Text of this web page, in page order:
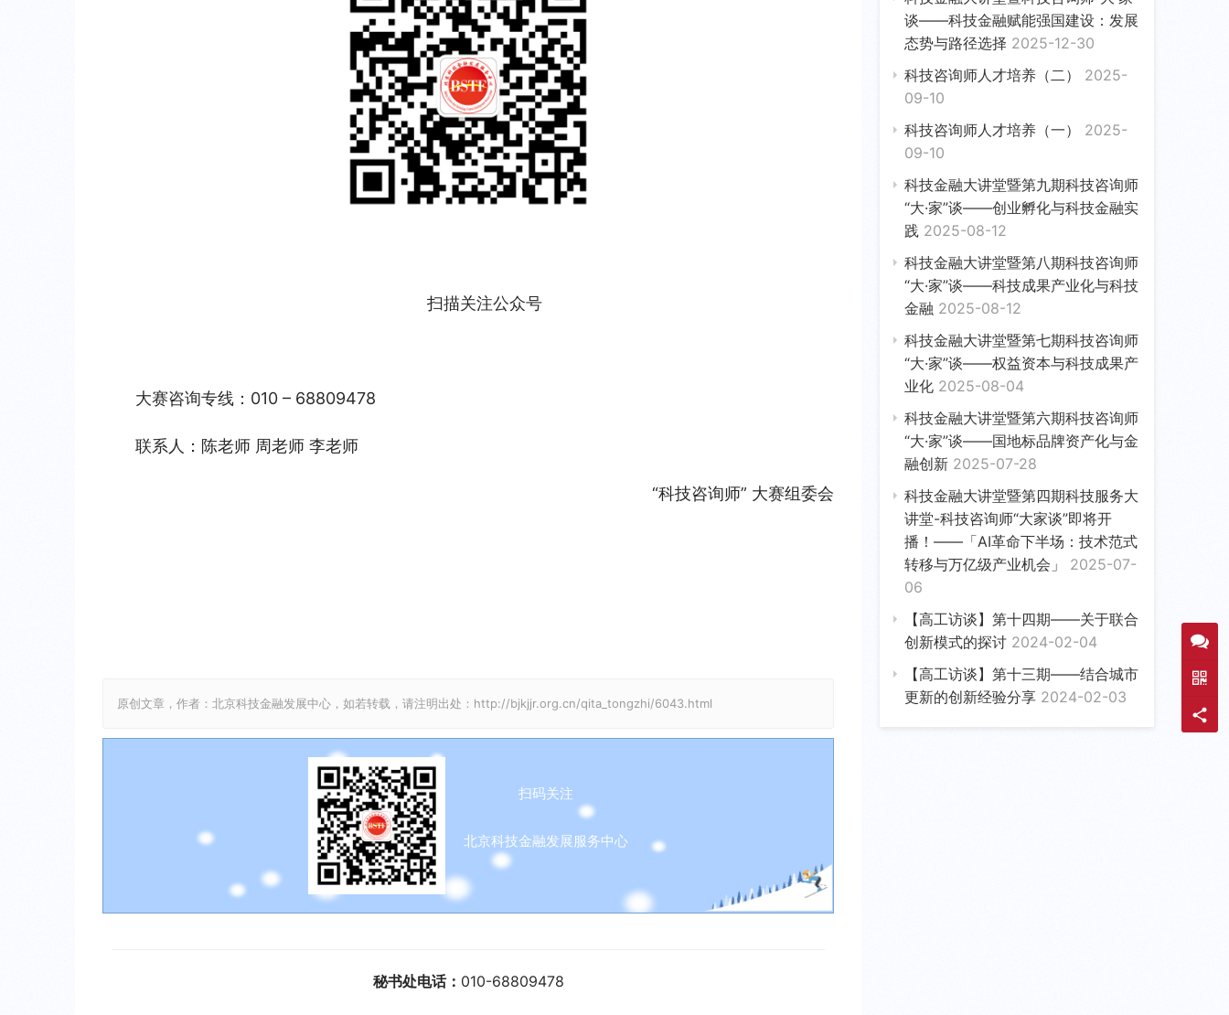
扫描关注公众号
大赛咨询专线：010 – 68809478
联系人：陈老师 周老师 李老师
“科技咨询师” 大赛组委会
原创文章，作者：北京科技金融发展中心，如若转载，请注明出处：http://bjkjjr.org.cn/qita_tongzhi/6043.html
扫码关注
北京科技金融发展服务中心
秘书处电话： 010-68809478
谈——科技金融赋能强国建设：发展
态势与路径选择 2025-12-30
科技咨询师人才培养（二） 2025-
09-10
科技咨询师人才培养（一） 2025-
09-10
科技金融大讲堂暨第九期科技咨询师
“大·家”谈——创业孵化与科技金融实
践 2025-08-12
科技金融大讲堂暨第八期科技咨询师
“大·家”谈——科技成果产业化与科技
金融 2025-08-12
科技金融大讲堂暨第七期科技咨询师
“大·家”谈——权益资本与科技成果产
业化 2025-08-04
科技金融大讲堂暨第六期科技咨询师
“大·家”谈——国地标品牌资产化与金
融创新 2025-07-28
科技金融大讲堂暨第四期科技服务大
讲堂-科技咨询师“大家谈”即将开
播！——「AI革命下半场：技术范式
转移与万亿级产业机会」 2025-07-
06
【高工访谈】第十四期——关于联合
创新模式的探讨 2024-02-04
【高工访谈】第十三期——结合城市
更新的创新经验分享 2024-02-03